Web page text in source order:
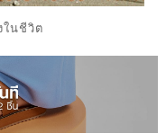
ในชีวิต